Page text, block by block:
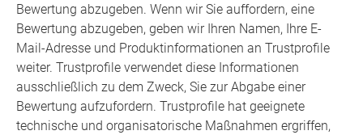
Bewertung abzugeben. Wenn wir Sie auffordern, eine
Bewertung abzugeben, geben wir Ihren Namen, Ihre E-
Mail-Adresse und Produktinformationen an Trustprofile
weiter. Trustprofile verwendet diese Informationen
ausschließlich zu dem Zweck, Sie zur Abgabe einer
Bewertung aufzufordern. Trustprofile hat geeignete
technische und organisatorische Maßnahmen ergriffen,